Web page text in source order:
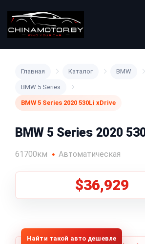
Главная Каталог BMW
BMW 5 Series
BMW 5 Series 2020 530Li xDrive
BMW 5 Series 2020
61700км Автоматическая
$36,929
Найти такой авто дешевле